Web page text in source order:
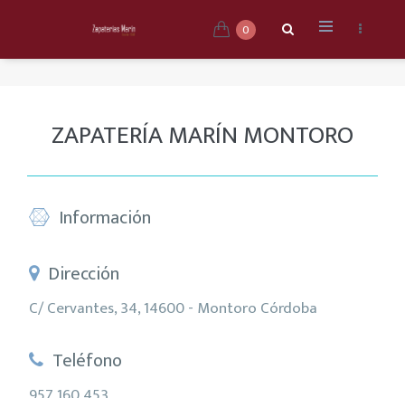
0
ZAPATERÍA MARÍN MONTORO
Información
Dirección
C/ Cervantes, 34, 14600 - Montoro Córdoba
Teléfono